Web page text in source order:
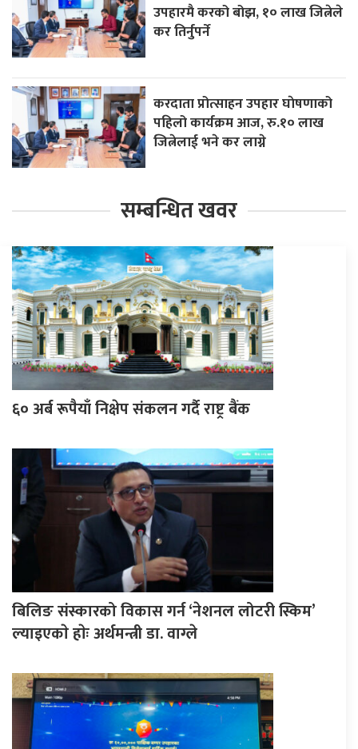
उपहारमै करको बोझ, १० लाख जित्नेले
कर तिर्नुपर्ने
करदाता प्रोत्साहन उपहार घाेषणाको
पहिलो कार्यक्रम आज, रु.१० लाख
जित्नेलाई भने कर लाग्ने
सम्बन्धित खवर
६० अर्ब रूपैयाँ निक्षेप संकलन गर्दै राष्ट्र बैंक
बिलिङ संस्कारको विकास गर्न ‘नेशनल लोटरी स्किम’
ल्याइएकाे हाेः अर्थमन्त्री डा. वाग्ले